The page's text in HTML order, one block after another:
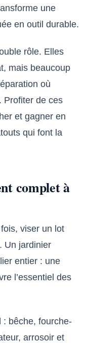
une
en outil durable.
rôle. Elles
mais beaucoup
où
Profiter de ces
et gagner en
qui font la
complet à
viser un lot
Un jardinier
entier : une
l’essentiel des
: bêche, fourche-
arrosoir et